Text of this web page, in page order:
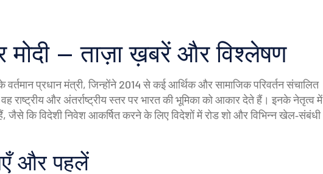
मोदी – ताज़ा ख़बरें और विश्लेषण
वर्तमान प्रधान मंत्री, जिन्होंने 2014 से कई आर्थिक और सामाजिक परिवर्तन संचालित
राष्ट्रीय और अंतर्राष्ट्रीय स्तर पर भारत की भूमिका को आकार देते हैं। इनके नेतृत्व में
जैसे कि विदेशी निवेश आकर्षित करने के लिए विदेशों में रोड शो और विभिन्न खेल‑संबंधी
और पहलें